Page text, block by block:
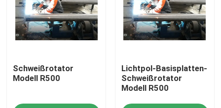
Werksbesichtigung
Schweißrotator
Modell R500
Lichtpol-Basisplatten-
Schweißrotator
Modell R500